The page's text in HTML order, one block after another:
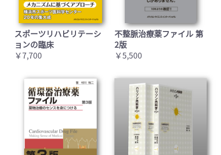
スポーツリハビリテーシ
ョンの臨床
￥7,700
不整脈治療薬ファイル 第
2版
￥5,500